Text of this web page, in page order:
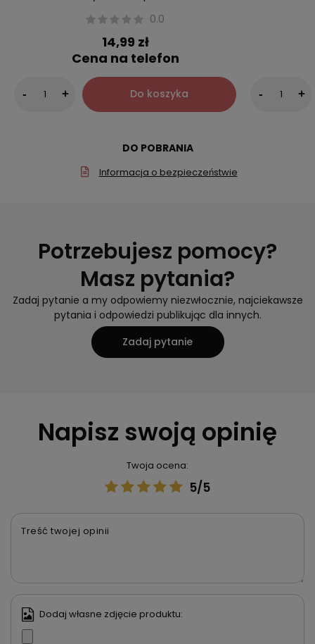
0.0
14,99 zł
Cena na telefon
- + Do koszyka - +
DO POBRANIA
Informacja o bezpieczeństwie
Potrzebujesz pomocy?
Masz pytania?
Zadaj pytanie a my odpowiemy niezwłocznie, najciekawsze
pytania i odpowiedzi publikując dla innych.
Zadaj pytanie
Napisz swoją opinię
Twoja ocena:
5/5
Treść twojej opinii
Dodaj własne zdjęcie produktu: